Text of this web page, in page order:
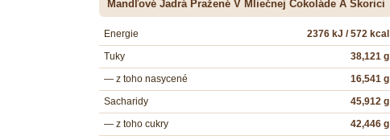
Mandľové Jadrá Pražené V Mliečnej Čokoláde A Škorici
Energie
2376 kJ / 572 kcal
Tuky
38,121 g
— z toho nasycené
16,541 g
Sacharidy
45,912 g
— z toho cukry
42,446 g